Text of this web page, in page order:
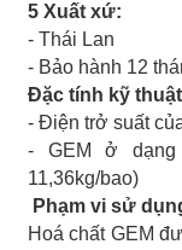
5 Xuất xứ:
- Thái Lan
- Bảo hành 12
Đặc tính kỹ
- Điện trở suất
- GEM ở dạng
11,36kg/bao)
Phạm vi sử
Hoá chất GEM